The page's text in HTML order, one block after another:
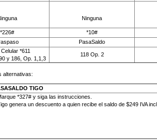
Ninguna
*226# *10#
PasaSaldo
*611
y 186, Op. 1,1,3
118 Op. 2
alternativas:
TIGO
*327# y siga las instrucciones.
genera un descuento a quien recibe el saldo de $249 IVA